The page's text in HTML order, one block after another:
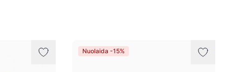
Nuolaida -15%